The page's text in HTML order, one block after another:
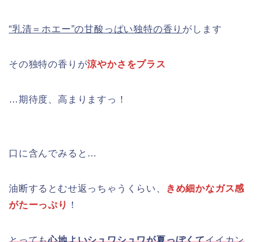
“乳清＝ホエー”の甘酸っぱい独特の香り がします
その独特の香りが涼やかさをプラス
…期待度、高まりますっ！
口に含んでみると…
油断するとむせ返っちゃうくらい、
きめ細かなガス感
がたーっぷり
！
とっても心地よいシュワシュワが夏っぽくてイイカン